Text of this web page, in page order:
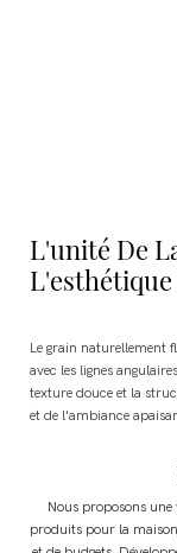
L'unité De
Le grain naturellement
avec les lignes
texture douce et la
et de l'ambiance
Nous proposons
produits pour la